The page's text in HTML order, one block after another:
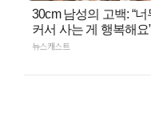
30cm 남성의 고백: “너
커서 사는 게 행복해요
뉴스캐스트